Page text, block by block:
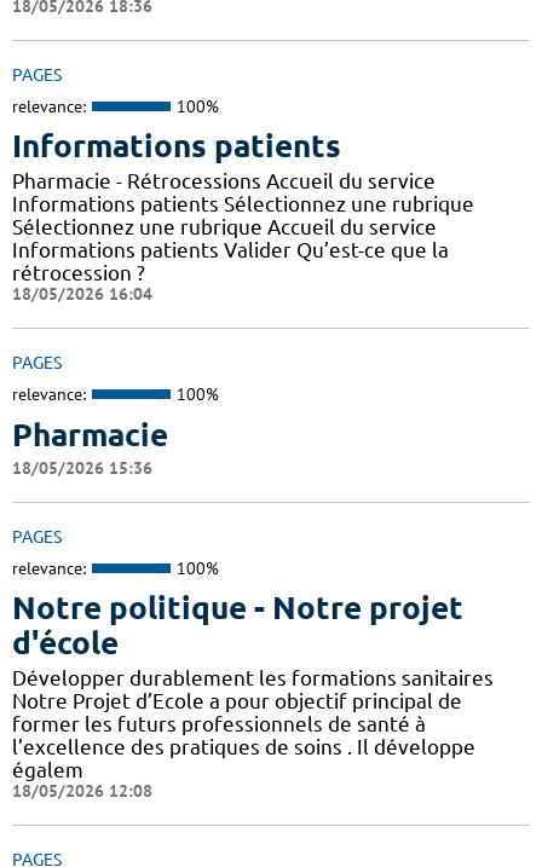
18/05/2026 18:36
PAGES
relevance: 100%
Informations patients
Pharmacie - Rétrocessions Accueil du service
Informations patients Sélectionnez une rubrique
Sélectionnez une rubrique Accueil du service
Informations patients Valider Qu’est-ce que la
rétrocession ?
18/05/2026 16:04
PAGES
relevance: 100%
Pharmacie
18/05/2026 15:36
PAGES
relevance: 100%
Notre politique - Notre projet
d'école
Développer durablement les formations sanitaires
Notre Projet d’Ecole a pour objectif principal de
former les futurs professionnels de santé à
l’excellence des pratiques de soins . Il développe
égalem
18/05/2026 12:08
PAGES